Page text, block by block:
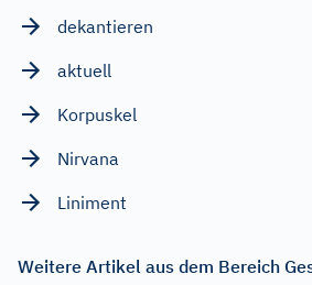
dekantieren
aktuell
Korpuskel
Nirvana
Liniment
Weitere Artikel aus dem Bereich